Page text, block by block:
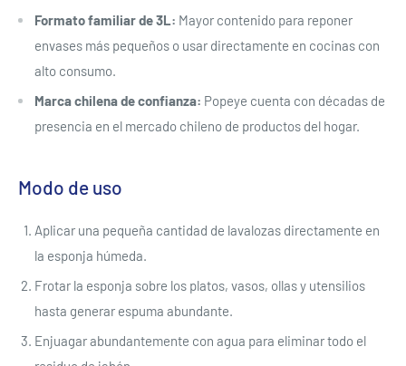
Formato familiar de 3L: Mayor contenido para reponer
envases más pequeños o usar directamente en cocinas con
alto consumo.
Marca chilena de confianza: Popeye cuenta con décadas de
presencia en el mercado chileno de productos del hogar.
Modo de uso
Aplicar una pequeña cantidad de lavalozas directamente en
la esponja húmeda.
Frotar la esponja sobre los platos, vasos, ollas y utensilios
hasta generar espuma abundante.
Enjuagar abundantemente con agua para eliminar todo el